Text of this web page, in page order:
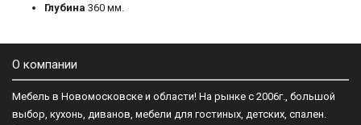
Глубина 360 мм.
О компании
Мебель в Новомосковске и области! На рынке с 2006г., большой
выбор, кухонь, диванов, мебели для гостиных, детских, спален.